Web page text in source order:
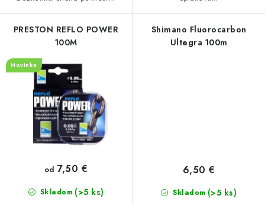
PRESTON REFLO POWER
100M
Novinka
Skladom (>5 ks)
od 7,50 €
Shimano Fluorocarbon
Ultegra 100m
Skladom (>5 ks)
6,50 €